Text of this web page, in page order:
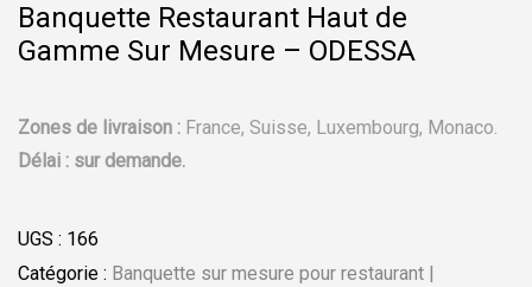
Banquette Restaurant Haut de
Gamme Sur Mesure – ODESSA
Zones de livraison : France, Suisse, Luxembourg, Monaco.
Délai : sur demande.
UGS : 166
Catégorie : Banquette sur mesure pour restaurant |